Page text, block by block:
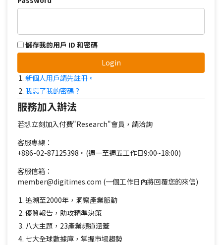
儲存我的用戶 ID 和密碼
Login
新個人用戶請先註冊。
我忘了我的密碼？
服務加入辦法
若想立刻加入付費"Research"會員，請洽詢
客服專線：
+886-02-87125398。(週一至週五工作日9:00~18:00)
客服信箱：
member@digitimes.com (一個工作日內將回覆您的來信)
追溯至2000年，洞察產業脈動
優質報告，助攻精準決策
八大主題，23產業頻道涵蓋
七大全球數據庫，掌握市場趨勢